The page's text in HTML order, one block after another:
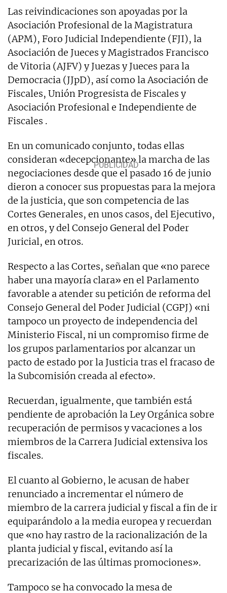
Las reivindicaciones son apoyadas por la
Asociación Profesional de la Magistratura
(APM), Foro Judicial Independiente (FJI), la
Asociación de Jueces y Magistrados Francisco
de Vitoria (AJFV) y Juezas y Jueces para la
Democracia (JJpD), así como la Asociación de
Fiscales, Unión Progresista de Fiscales y
Asociación Profesional e Independiente de
Fiscales .
En un comunicado conjunto, todas ellas
consideran «decepcionante» la marcha de las
negociaciones desde que el pasado 16 de junio
dieron a conocer sus propuestas para la mejora
de la justicia, que son competencia de las
Cortes Generales, en unos casos, del Ejecutivo,
en otros, y del Consejo General del Poder
Juricial, en otros.
Respecto a las Cortes, señalan que «no parece
haber una mayoría clara» en el Parlamento
favorable a atender su petición de reforma del
Consejo General del Poder Judicial (CGPJ) «ni
tampoco un proyecto de independencia del
Ministerio Fiscal, ni un compromiso firme de
los grupos parlamentarios por alcanzar un
pacto de estado por la Justicia tras el fracaso de
la Subcomisión creada al efecto».
Recuerdan, igualmente, que también está
pendiente de aprobación la Ley Orgánica sobre
recuperación de permisos y vacaciones a los
miembros de la Carrera Judicial extensiva los
fiscales.
El cuanto al Gobierno, le acusan de haber
renunciado a incrementar el número de
miembro de la carrera judicial y fiscal a fin de ir
equiparándolo a la media europea y recuerdan
que «no hay rastro de la racionalización de la
planta judicial y fiscal, evitando así la
precarización de las últimas promociones».
Tampoco se ha convocado la mesa de